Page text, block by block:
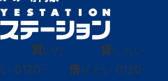
買いた
い 0120-
貸し たい
借り たい 0120-